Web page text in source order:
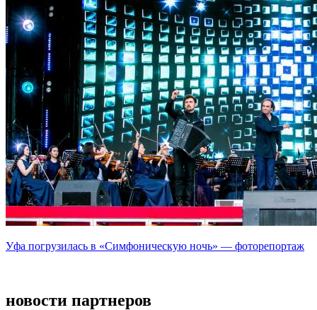
Уфа погрузилась в «Симфоническую ночь» — фоторепортаж
новости партнеров